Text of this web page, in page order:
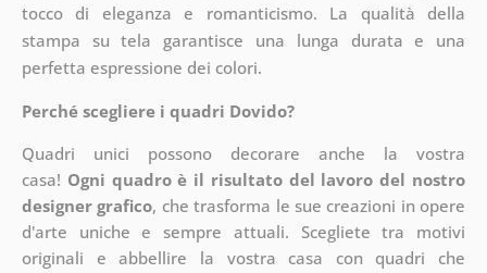
tocco di eleganza e romanticismo. La qualità della
stampa su tela garantisce una lunga durata e una
perfetta espressione dei colori.
Perché scegliere i quadri Dovido?
Quadri unici possono decorare anche la vostra
casa! Ogni quadro è il risultato del lavoro del nostro
designer grafico, chetrasforma le sue creazioni in opere
d'arte uniche e sempre attuali. Scegliete tra motivi
originali e abbellire la vostra casa con quadri che